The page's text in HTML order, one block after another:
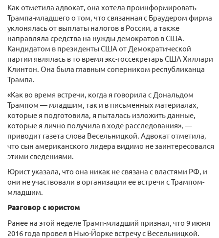
Как отметила адвокат, она хотела проинформировать
Трампа-младшего о том, что связанная с Браудером фирма
уклонялась от выплаты налогов в России, а также
направляла средства на нужды демократов в США.
Кандидатом в президенты США от Демократической
партии являлась в то время экс-госсекретарь США Хиллари
Клинтон. Она была главным соперником республиканца
Трампа.
«Как во время встречи, когда я говорила с Дональдом
Трампом — младшим, так и в письменных материалах,
которые я подготовила, я пыталась изложить данные,
которые я лично получила в ходе расследования», —
приводит газета слова Весельницкой. Адвокат отметила,
что сын американского лидера видимо не заинтересовался
этими сведениями.
Юрист указала, что она никак не связана с властями РФ, и
они не участвовали в организации ее встречи с Трампом-
младшим.
Разговор с юристом
Ранее на этой неделе Трамп-младший признал, что 9 июня
2016 года провел в Нью-Йорке встречу с Весельницкой.